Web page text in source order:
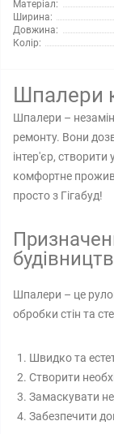
Матеріал:
Ширина:
Довжина:
Колір:
Шпалери
Шпалери –
ремонту. Вони
інтер'єр,
комфортне
просто з Гігабуд!
Шпалери – це
обробки стін та
Швидко та
Створити
Замаскувати
Забезпечити